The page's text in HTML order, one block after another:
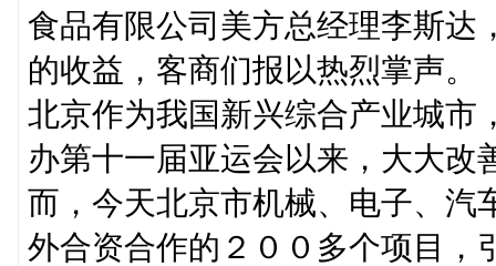
食品有限公司美方总经理李斯达
的收益，客商们报以热烈掌声。
北京作为我国新兴综合产业城市
办第十一届亚运会以来，大大改
而，今天北京市机械、电子、汽
外合资合作的２００多个项目，